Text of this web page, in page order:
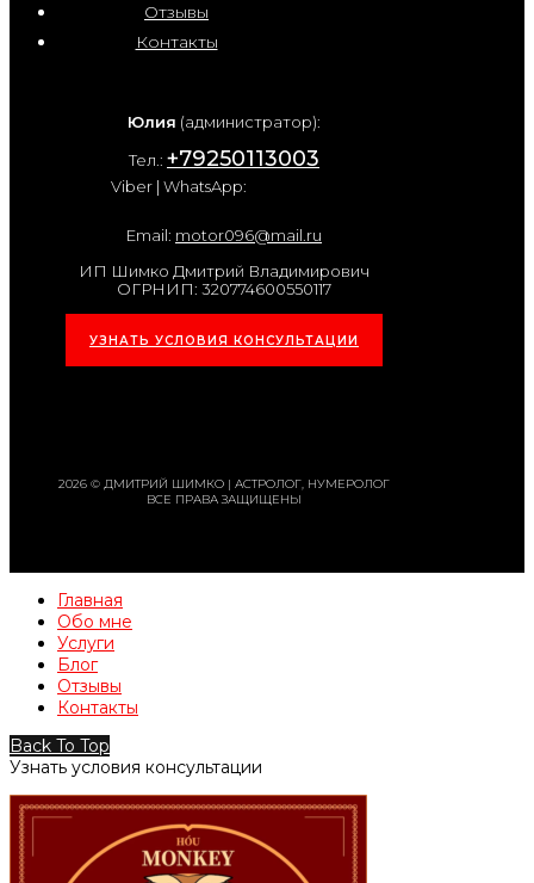
Отзывы
Контакты
Юлия (администратор):
Тел.: +79250113003
Viber | WhatsApp:
Email: motor096@mail.ru
ИП Шимко Дмитрий Владимирович
ОГРНИП: 320774600550117
УЗНАТЬ УСЛОВИЯ КОНСУЛЬТАЦИИ
2026 © ДМИТРИЙ ШИМКО | АСТРОЛОГ, НУМЕРОЛОГ
ВСЕ ПРАВА ЗАЩИЩЕНЫ
Главная
Обо мне
Услуги
Блог
Отзывы
Контакты
Back To Top
Узнать условия консультации